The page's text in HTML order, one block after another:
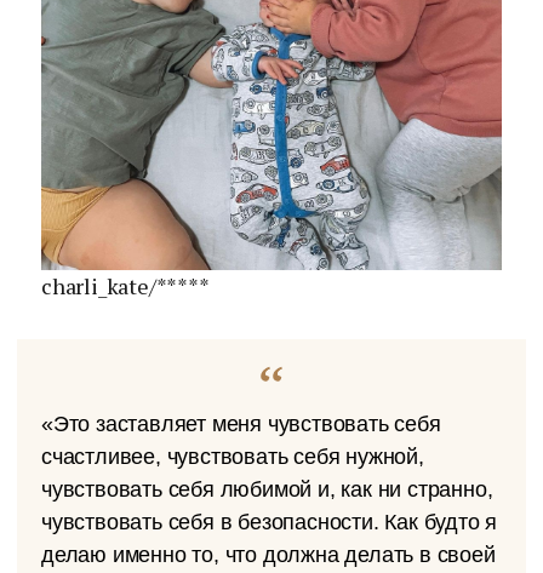
charli_kate/*****
«Это заставляет меня чувствовать себя
счастливее, чувствовать себя нужной,
чувствовать себя любимой и, как ни странно,
чувствовать себя в безопасности. Как будто я
делаю именно то, что должна делать в своей